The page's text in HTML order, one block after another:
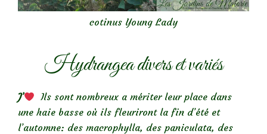
cotinus Young Lady
Hydrangea divers et variés
J’
Ils sont nombreux a mériter leur place dans
une haie basse où ils fleuriront la fin d’été et
l’automne: des macrophylla, des paniculata, des